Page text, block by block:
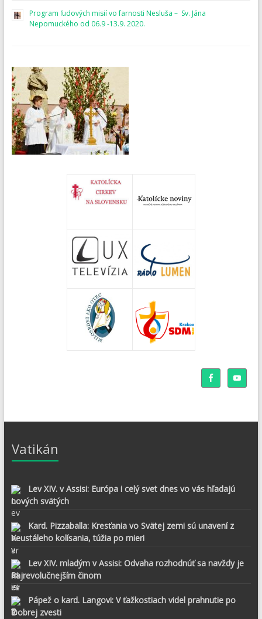
Program ľudových misií vo farnosti Nesluša – Sv. Jána
Nepomuckého od 06.9 -13.9. 2020.
Vatikán
Lev XIV. v Assisi: Európa i celý svet dnes vo vás hľadajú
nových svätých
Kard. Pizzaballa: Kresťania vo Svätej zemi sú unavení z
neustáleho kolísania, túžia po mieri
Lev XIV. mladým v Assisi: Odvaha rozhodnúť sa navždy je
najrevolučnejším činom
Pápež o kard. Langovi: V ťažkostiach videl prahnutie po
Dobrej zvesti